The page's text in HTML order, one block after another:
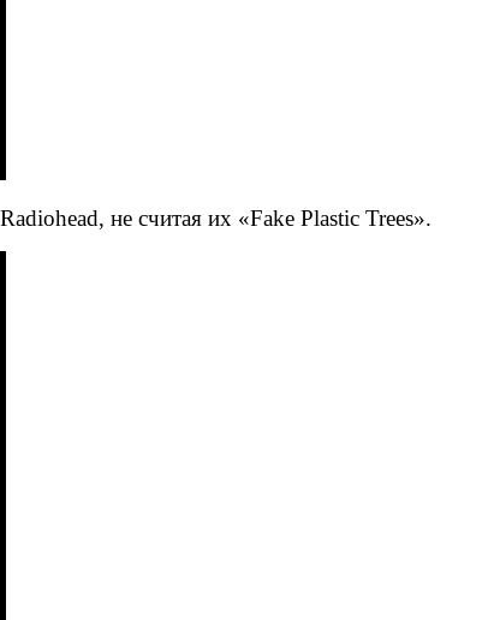
не считая их «Fake Plastic Trees».